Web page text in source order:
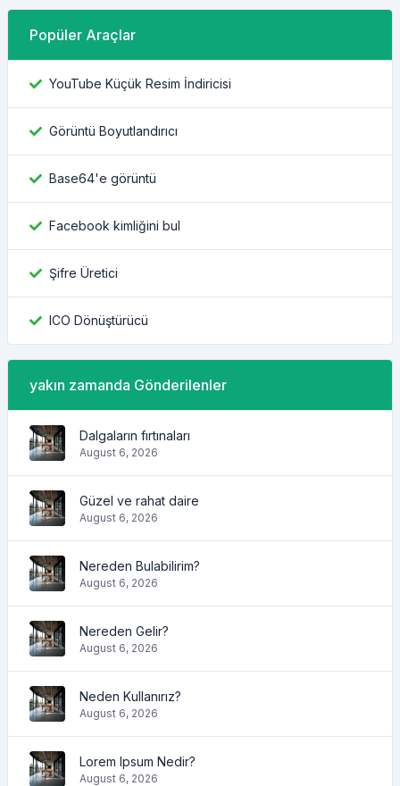
Popüler Araçlar
YouTube Küçük Resim İndiricisi
Görüntü Boyutlandırıcı
Base64'e görüntü
Facebook kimliğini bul
Şifre Üretici
ICO Dönüştürücü
yakın zamanda Gönderilenler
Dalgaların fırtınaları
August 6, 2026
Güzel ve rahat daire
August 6, 2026
Nereden Bulabilirim?
August 6, 2026
Nereden Gelir?
August 6, 2026
Neden Kullanırız?
August 6, 2026
Lorem Ipsum Nedir?
August 6, 2026